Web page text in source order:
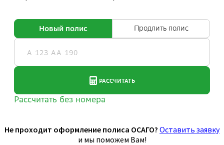
Не проходит оформление полиса ОСАГО? Оставить заявку
и мы поможем Вам!